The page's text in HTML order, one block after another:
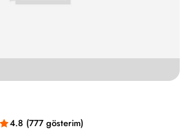
4.8 (777 gösterim)